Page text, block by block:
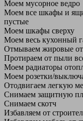
Моем мусорное ведро
Моем все шкафы и
пустые
Моем шкафы сверху
Моем весь кухонный
Отмываем жировые
Протираем от пыли
Моем радиаторы
Моем розетки/
Отодвигаем легкую
Снимаем защитную
Снимаем скотч
Избавляем от